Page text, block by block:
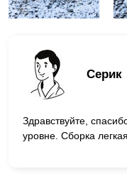
Серик
Здравствуйте,
уровне. Сборка